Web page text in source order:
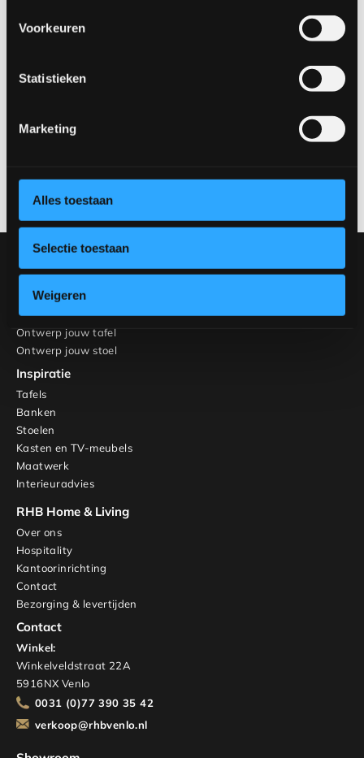
Voorkeuren
Statistieken
Marketing
Alles toestaan
Selectie toestaan
Weigeren
Salontafelset Ron
Salontafelset Ron
Heb je vragen over onze salontafels? Neem contact op en
Onze collectie
Meubels
Tafels
Stoelen
Ontwerp jouw tafel
Ontwerp jouw stoel
Inspiratie
Tafels
Banken
Stoelen
Kasten en TV-meubels
Maatwerk
Interieuradvies
RHB Home & Living
Over ons
Hospitality
Kantoorinrichting
Contact
Bezorging & levertijden
Contact
Winkel:
Winkelveldstraat 22A
5916NX Venlo
0031 (0)77 390 35 42
verkoop@rhbvenlo.nl